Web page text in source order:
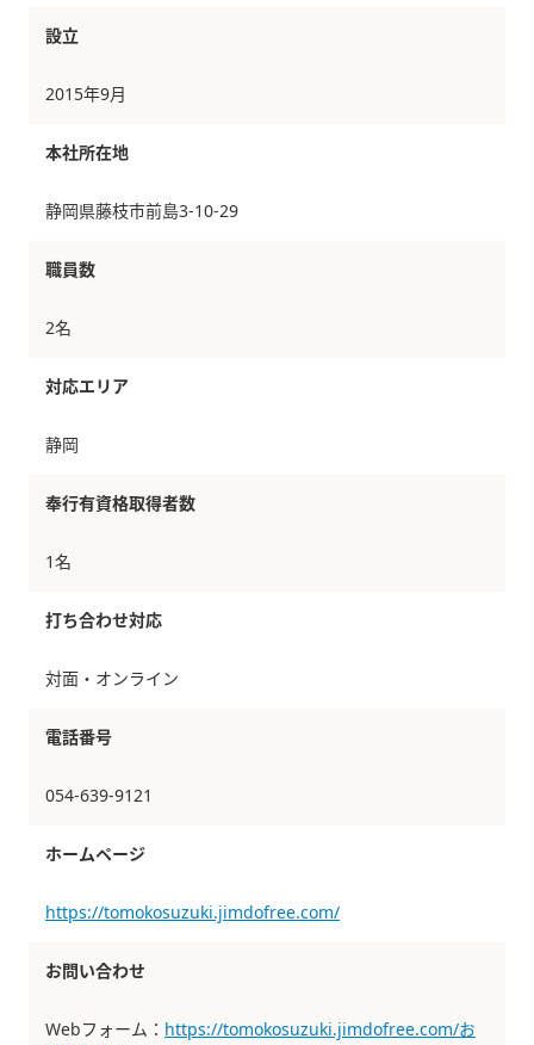
設立
2015年9月
本社所在地
静岡県藤枝市前島3-10-29
職員数
2名
対応エリア
静岡
奉行有資格取得者数
1名
打ち合わせ対応
対面・オンライン
電話番号
054-639-9121
ホームページ
https://tomokosuzuki.jimdofree.com/
お問い合わせ
Webフォーム： https://tomokosuzuki.jimdofree.com/お